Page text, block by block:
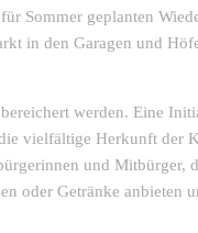
Sommer geplanten
in den Garagen und
werden. Eine
vielfältige Herkunft der
und Mitbürger,
oder Getränke anbieten